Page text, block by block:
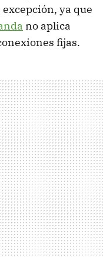
ya que
no aplica
fijas.